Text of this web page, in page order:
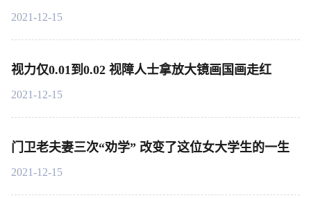
2021-12-15
视力仅0.01到0.02 视障人士拿放大镜画国画走红
2021-12-15
门卫老夫妻三次“劝学” 改变了这位女大学生的一生
2021-12-15